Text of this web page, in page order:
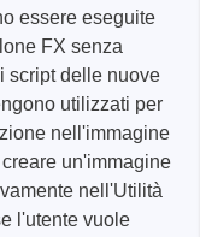
essere eseguite
FX senza
script delle nuove
utilizzati per
nell'immagine
un'immagine
nell'Utilità
l'utente vuole